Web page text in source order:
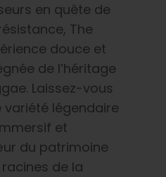
en quête de
The
douce et
de l’héritage
Laissez-vous
légendaire
et
du patrimoine
de la